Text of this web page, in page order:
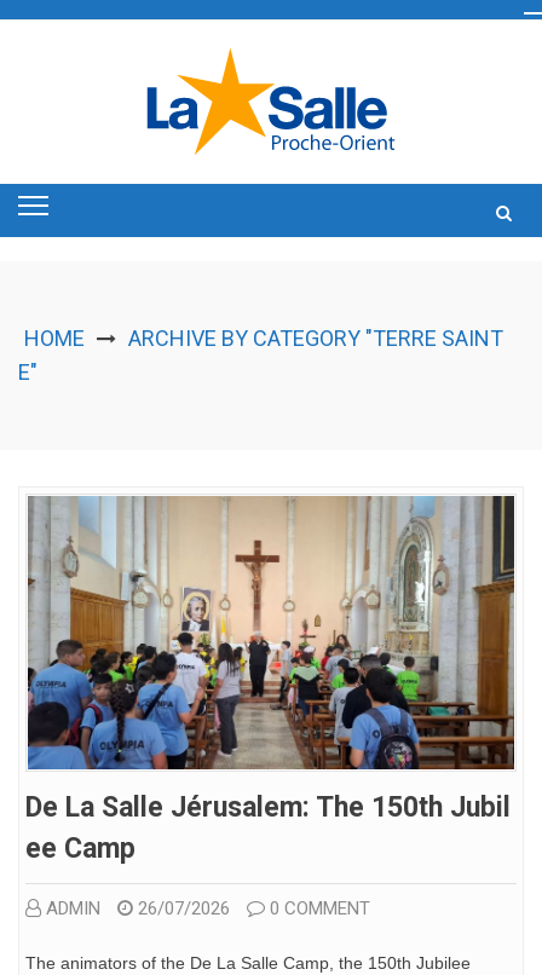
HOME
ARCHIVE BY CATEGORY "TERRE SAINT
E"
De La Salle Jérusalem: The 150th Jubil
Ee Camp
ADMIN 26/07/2026 0 COMMENT
The animators of the De La Salle Camp, the 150th Jubilee